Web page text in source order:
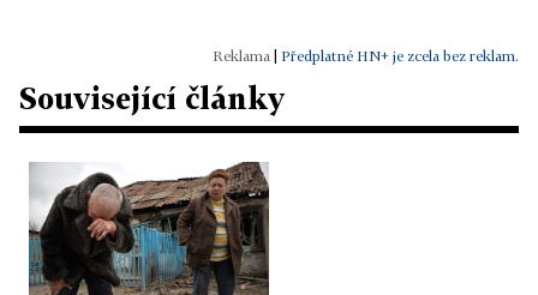
Předplatné HN+ je zcela bez reklam.
Související články